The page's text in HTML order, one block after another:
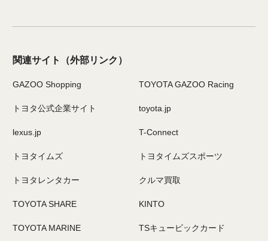
関連サイト （外部リンク）
GAZOO Shopping TOYOTA GAZOO Racing
トヨタ公式企業サイト toyota.jp
lexus.jp T-Connect
トヨタイムズ トヨタイムズスポーツ
トヨタレンタカー クルマ買取
TOYOTA SHARE KINTO
TOYOTA MARINE TSキュービックカード